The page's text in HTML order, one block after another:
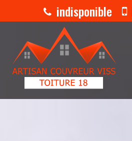
indisponible